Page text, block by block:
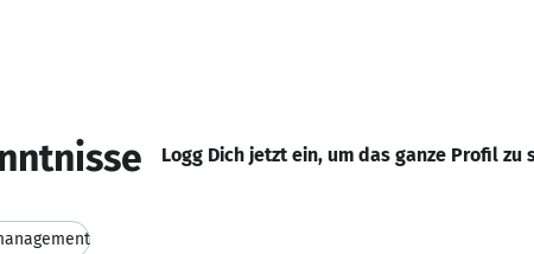
Logg Dich jetzt ein, um das ganze Profil zu